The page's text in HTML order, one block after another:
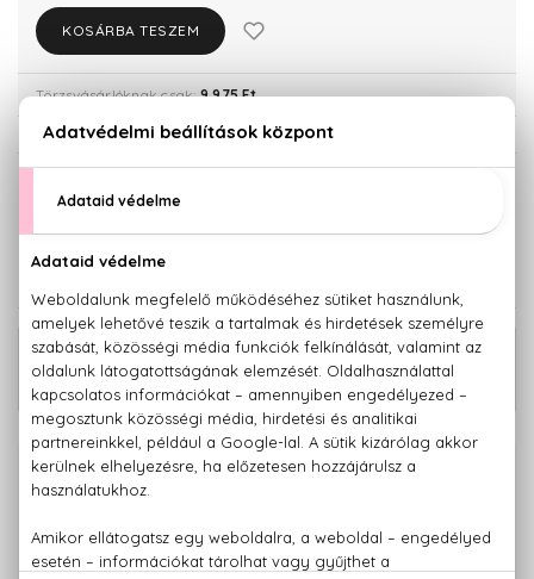
KOSÁRBA TESZEM
Törzsvásárlóknak csak:9.975 Ft
10.500 Ft
18.610 Ft
KAPCSOLÓDÓ TERMÉKEK
The Icon Woman Deo spray 150 ml 1.870 Ft
100% eredeti termékek, 14 napos visszaküldési garanciával
Kérdésed van, elakadtál? Hívd ügyfélszolgálatunkat:
+36 20
779 1926